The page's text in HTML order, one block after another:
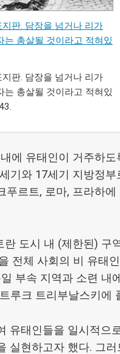
판. 담장을 넘거나 리가
는 총살될 것이라고 적혀있
판. 담장을 넘거나 리가
는 총살될 것이라고 적혀있
에 유태인이 거주하
기와 17세기 지방정
푸르트, 로마, 프라하
란 도시 내 (제한된) 구
전체 사회의 비 유태
부속 지역과 소련 내
루크 트리부날스키에
유태인들을 일시적으
실현하고자 했다. 그